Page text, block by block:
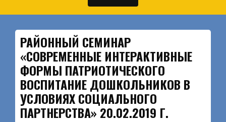
РАЙОННЫЙ СЕМИНАР
«СОВРЕМЕННЫЕ ИНТЕРАКТИВНЫЕ
ФОРМЫ ПАТРИОТИЧЕСКОГО
ВОСПИТАНИЕ ДОШКОЛЬНИКОВ В
УСЛОВИЯХ СОЦИАЛЬНОГО
ПАРТНЕРСТВА» 20.02.2019 Г.